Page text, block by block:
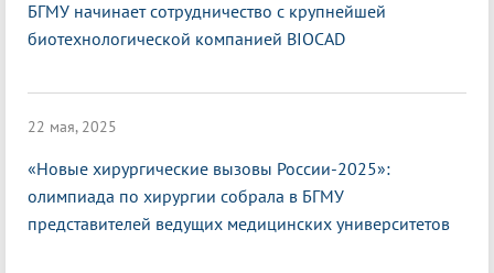
БГМУ начинает сотрудничество с крупнейшей
биотехнологической компанией BIOCAD
22 мая, 2025
«Новые хирургические вызовы России-2025»:
олимпиада по хирургии собрала в БГМУ
представителей ведущих медицинских университетов